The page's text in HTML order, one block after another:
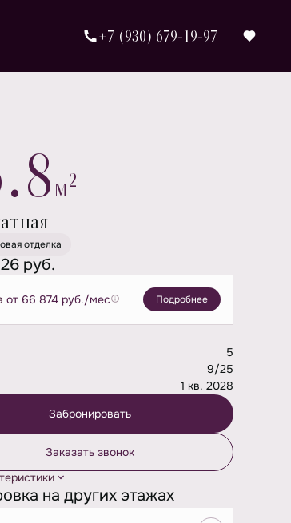
+7 (930) 679-19-97
Забронировать
м2
отделка
руб.
от 66 874 руб./мес Подробнее
5
9/25
1 кв. 2028
Забронировать
Заказать звонок
на других этажах